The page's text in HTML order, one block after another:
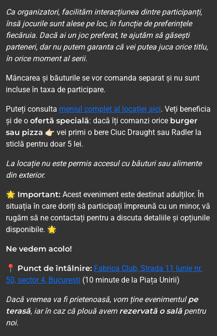
Ca organizatori, facilităm interacțiunea dintre participanți,
însă jocurile sunt alese pe loc, în funcție de preferințele
fiecăruia. Dacă ai un joc preferat, te ajutăm să găsești
parteneri, dar nu putem garanta că vei putea juca orice titlu,
în orice moment al serii.
Mâncarea și băuturile se vor comanda separat și nu sunt
incluse în taxa de participare.
Puteți consulta meniul complet al locației aici. Veți beneficia
și de o ofertă specială: dacă îți comanzi orice burger
sau pizza 👉🏻 vei primi o bere Ciuc Draught sau Radler la
sticlă pentru doar 5 lei.
La locație nu este permis accesul cu băuturi sau alimente
din exterior.
🌟 Important: Acest eveniment este destinat adulților. În
situația în care doriți să participați împreună cu un minor, vă
rugăm să ne contactați pentru a discuta detaliile și opțiunile
disponibile. 🌟
Ne vedem acolo!
📍 Punct de întâlnire: Fabrica Club, Strada 11 Iunie nr.
50, sector 4, București (10 minute de la Piața Unirii)
Dacă vremea va fi prietenoasă, vom ține evenimentulpe
terasă, iar în caz că plouă avem rezervată o salăpentru
noi.